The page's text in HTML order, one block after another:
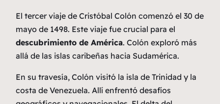
El tercer viaje de Cristóbal Colón comenzó el 30 de
mayo de 1498. Este viaje fue crucial para el
descubrimiento de América. Colón exploró más
allá de las islas caribeñas hacia Sudamérica.
En su travesía, Colón visitó la isla de Trinidad y la
costa de Venezuela. Allí enfrentó desafíos